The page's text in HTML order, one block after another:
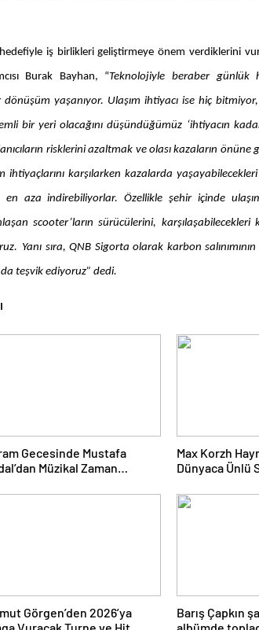
iş birlikleri geliştirmeye önem verdiklerini
Burak Bayhan, “Teknolojiyle beraber günlük
yaşanıyor. Ulaşım ihtiyacı ise hiç
bir yeri olacağını düşündüğümüz ‘ihtiyacın
risklerini azaltmak ve olası kazaların önüne
ihtiyaçlarını karşılarken kazalarda
aza indirebiliyorlar. Özellikle şehir içinde
scooter’ların sürücülerini, karşılaşabilecekleri
Yanı sıra, QNB Sigorta olarak karbon
teşvik ediyoruz” dedi.
Gecesinde Mustafa
Müzikal Zaman
Max Korzh
Dünyaca Ünlü
Buluşuyor
Görgen’den 2026’ya
Barış Çapkın